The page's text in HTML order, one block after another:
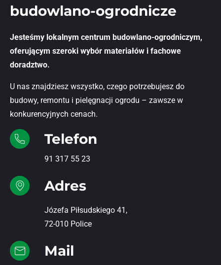
budowlano-ogrodnicze
Jesteśmy lokalnym centrum budowlano-ogrodniczym,
oferującym szeroki wybór materiałów i fachowe
doradztwo.
U nas znajdziesz wszystko, czego potrzebujesz do
budowy, remontu i pielęgnacji ogrodu – zawsze w
konkurencyjnych cenach.
Telefon
91 317 55 23
Adres
Józefa Piłsudskiego 41,
72-010 Police
Mail